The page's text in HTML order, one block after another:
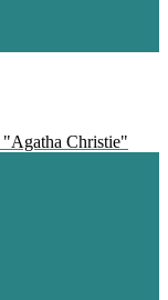
"Agatha Christie"